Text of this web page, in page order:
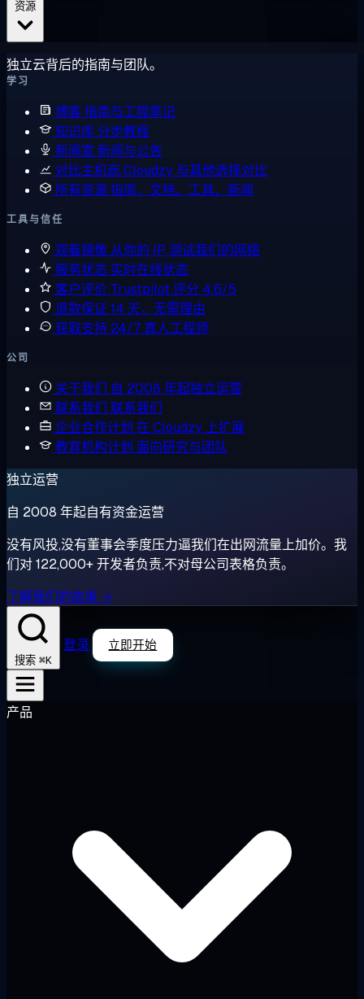
独立云背后的指南与团队。
学习
博客指南与工程笔记
知识库 分步教程
新闻室 新闻与公告
对比主机商 Cloudzy 与其他选择对比
所有资源指南、文档、工具、新闻
工具与信任
观看镜像 从你的 IP 测试我们的网络
服务状态 实时在线状态
客户评价 Trustpilot 评分 4.6/5
退款保证 14 天，无需理由
获取支持 24/7 真人工程师
公司
关于我们 自 2008 年起独立运营
联系我们 联系我们
企业合作计划 在 Cloudzy 上扩展
教育机构计划 面向研究与团队
独立运营
自 2008 年起自有资金运营
没有风投,没有董事会季度压力逼我们在出网流量上加价。我
们对 122,000+ 开发者负责,不对母公司表格负责。
了解我们的故事 →
搜索 ⌘K
登录 立即开始
产品